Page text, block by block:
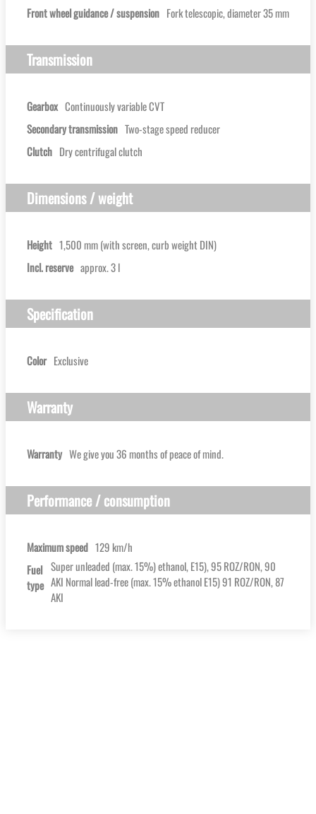
Front wheel guidance / suspension Fork telescopic, diameter 35 mm
Transmission
Gearbox Continuously variable CVT
Secondary transmission Two-stage speed reducer
Clutch Dry centrifugal clutch
Dimensions / weight
Height 1,500 mm (with screen, curb weight DIN)
Incl. reserve approx. 3 l
Specification
Color Exclusive
Warranty
Warranty We give you 36 months of peace of mind.
Performance / consumption
Maximum speed 129 km/h
Fuel
type
Super unleaded (max. 15%) ethanol, E15), 95 ROZ/RON, 90
AKI Normal lead-free (max. 15% ethanol E15) 91 ROZ/RON, 87
AKI